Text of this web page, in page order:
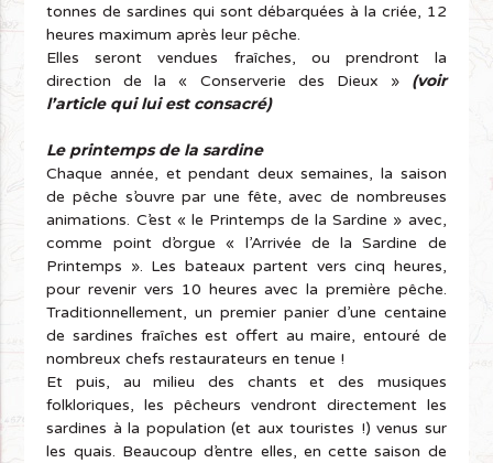
tonnes de sardines qui sont débarquées à la criée, 12
heures maximum après leur pêche.
Elles seront vendues fraîches, ou prendront la
direction de la « Conserverie des Dieux » (voir
l’article qui lui est consacré)
Le printemps de la sardine
Chaque année, et pendant deux semaines, la saison
de pêche s’ouvre par une fête, avec de nombreuses
animations. C’est « le Printemps de la Sardine » avec,
comme point d’orgue « l’Arrivée de la Sardine de
Printemps ». Les bateaux partent vers cinq heures,
pour revenir vers 10 heures avec la première pêche.
Traditionnellement, un premier panier d’une centaine
de sardines fraîches est offert au maire, entouré de
nombreux chefs restaurateurs en tenue !
Et puis, au milieu des chants et des musiques
folkloriques, les pêcheurs vendront directement les
sardines à la population (et aux touristes !) venus sur
les quais. Beaucoup d’entre elles, en cette saison de